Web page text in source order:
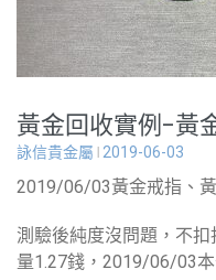
黃金回收實例-黃
詠信貴金屬 2019-06-03
2019/06/03黃金戒指、
測驗後純度沒問題，不
量1.27錢，2019/06/03